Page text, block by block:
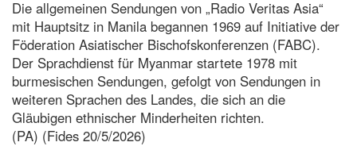
Die allgemeinen Sendungen von „Radio Veritas Asia“
mit Hauptsitz in Manila begannen 1969 auf Initiative der
Föderation Asiatischer Bischofskonferenzen (FABC).
Der Sprachdienst für Myanmar startete 1978 mit
burmesischen Sendungen, gefolgt von Sendungen in
weiteren Sprachen des Landes, die sich an die
Gläubigen ethnischer Minderheiten richten.
(PA) (Fides 20/5/2026)